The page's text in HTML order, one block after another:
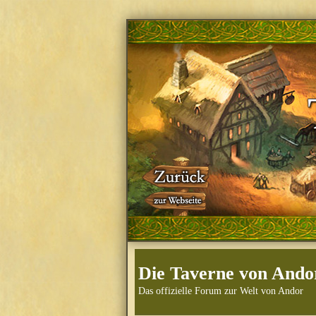
Die Taverne von
Das offizielle Forum zur Welt von Andor